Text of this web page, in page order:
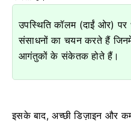
उपस्थिति कॉलम (दाईं ओर)
संसाधनों का चयन करते हैं
आगंतुकों के संकेतक होते हैं।
इसके बाद, अच्छी डिज़ाइन और